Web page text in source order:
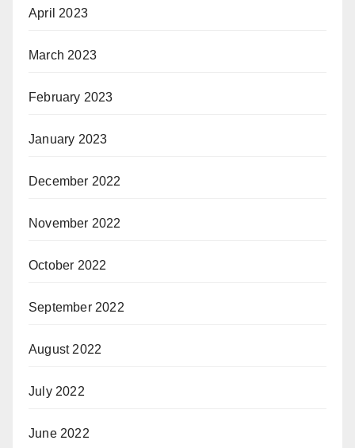
April 2023
March 2023
February 2023
January 2023
December 2022
November 2022
October 2022
September 2022
August 2022
July 2022
June 2022